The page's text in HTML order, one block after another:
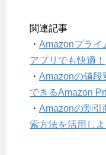
関連記事
・ Amazonプライ
アプリでも快適！
・ Amazonの値段
できるAmazon
・ Amazonの割引
索方法を活用しよ